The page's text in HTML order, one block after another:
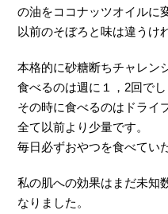
の油をココナッツオイルに
以前のそぼろと味は違うけ
本格的に砂糖断ちチャレン
食べるのは週に１，2回でし
その時に食べるのはドライ
全て以前より少量です。
毎日必ずおやつを食べてい
私の肌への効果はまだ未知
なりました。